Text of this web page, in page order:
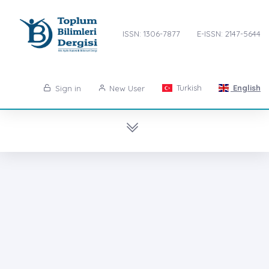
ISSN: 1306-7877 E-ISSN: 2147-5644
Sign in New User Turkish English